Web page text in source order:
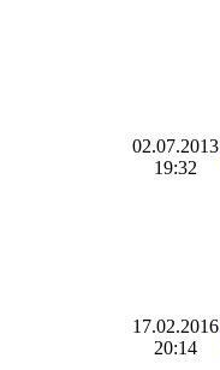
02.07.2013
19:32
17.02.2016
20:14